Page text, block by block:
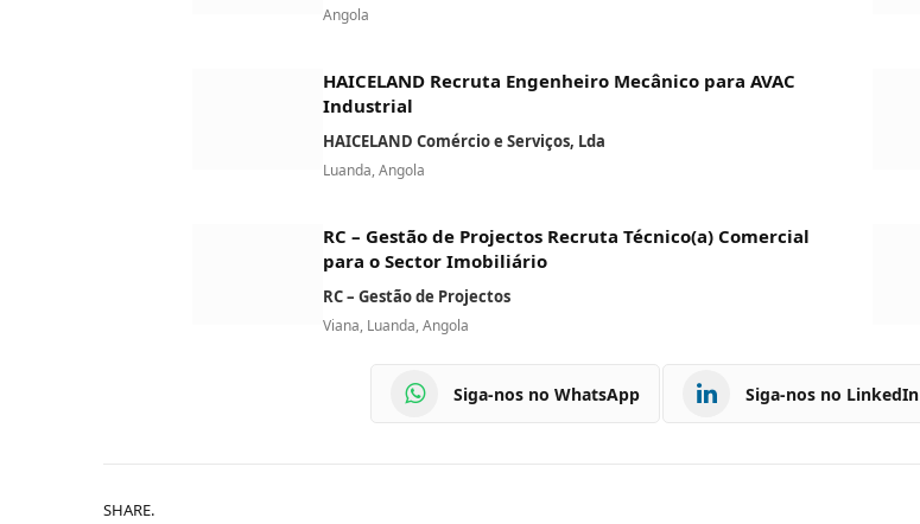
Angola
HAICELAND Recruta Engenheiro Mecânico para AVAC
Industrial
HAICELAND Comércio e Serviços, Lda
Luanda, Angola
RC – Gestão de Projectos Recruta Técnico(a) Comercial
para o Sector Imobiliário
RC – Gestão de Projectos
Viana, Luanda, Angola
Siga-nos no WhatsApp Siga-nos no LinkedIn
SHARE.